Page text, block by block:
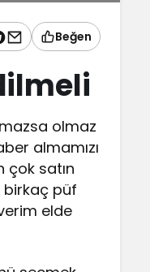
Beğen
olmaz
almamızı
çok satın
birkaç püf
elde